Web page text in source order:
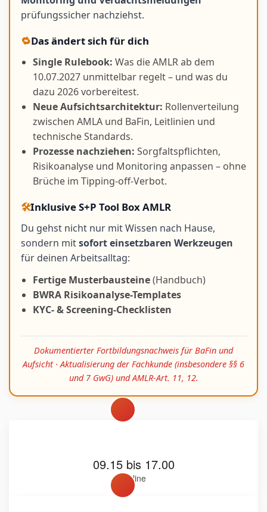
prüfungssicher nachziehst.
🔁Das ändert sich für dich
Single Rulebook: Was die AMLR ab dem
10.07.2027 unmittelbar regelt – und was du
dazu 2026 vorbereitest.
Neue Aufsichtsarchitektur: Rollenverteilung
zwischen AMLA und BaFin, Leitlinien und
technische Standards.
Prozesse nachziehen: Sorgfaltspflichten,
Risikoanalyse und Monitoring anpassen – ohne
Brüche im Tipping-off-Verbot.
🛠️Inklusive S+P Tool Box AMLR
Du gehst nicht nur mit Wissen nach Hause,
sondern mitsofort einsetzbaren Werkzeugen
für deinen Arbeitsalltag:
Fertige Musterbausteine(Handbuch)
BWRA Risikoanalyse-Templates
KYC- & Screening-Checklisten
Dokumentierter Fortbildungsnachweis für BaFin und
Aufsicht · Aktualisierung der Fachkunde (insbesondere §§ 6
und 7 GwG) und AMLR‑Art. 11, 12.
09.15 bis 17.00
Online